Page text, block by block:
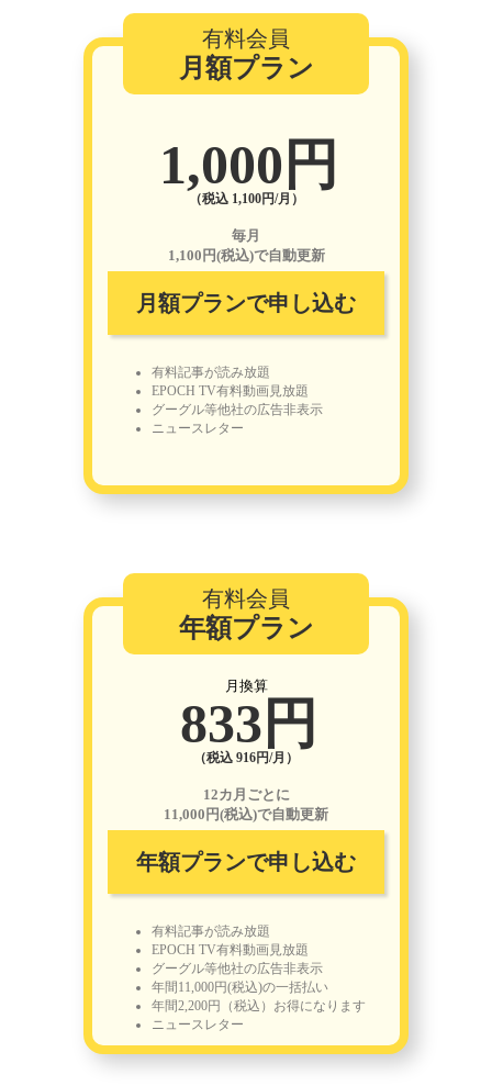
有料会員
月額プラン
1,000円
（税込 1,100円/月）
毎月
1,100円(税込)で自動更新
月額プランで申し込む
有料記事が読み放題
EPOCH TV有料動画見放題
グーグル等他社の広告非表示
ニュースレター
有料会員
年額プラン
月換算
833円
（税込 916円/月）
12カ月ごとに
11,000円(税込)で自動更新
年額プランで申し込む
有料記事が読み放題
EPOCH TV有料動画見放題
グーグル等他社の広告非表示
年間11,000円(税込)の一括払い
年間2,200円（税込）お得になります
ニュースレター